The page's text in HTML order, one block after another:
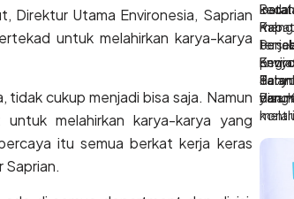
Direktur Utama Environesia, Saprian
untuk melahirkan karya-karya
tidak cukup menjadi bisa saja. Namun
melahirkan karya-karya yang
itu semua berkat kerja keras
Saprian.
Tata
dan
Kab.
yang